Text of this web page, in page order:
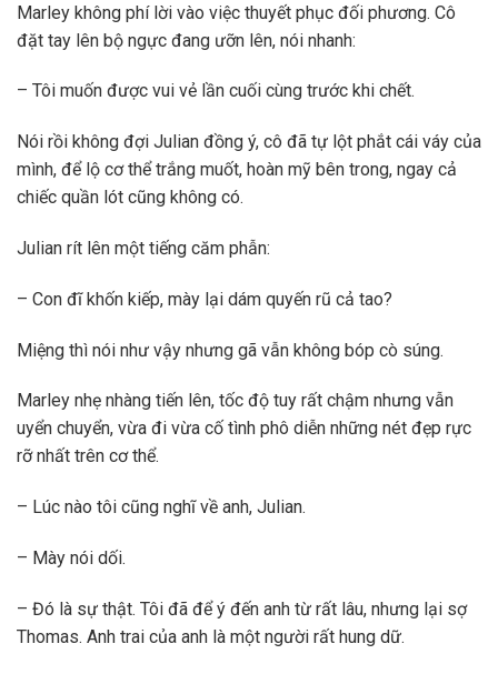
Marley không phí lời vào việc thuyết phục đối phương. Cô
đặt tay lên bộ ngực đang ưỡn lên, nói nhanh:
– Tôi muốn được vui vẻ lần cuối cùng trước khi chết.
Nói rồi không đợi Julian đồng ý, cô đã tự lột phắt cái váy của
mình, để lộ cơ thể trắng muốt, hoàn mỹ bên trong, ngay cả
chiếc quần lót cũng không có.
Julian rít lên một tiếng căm phẫn:
– Con đĩ khốn kiếp, mày lại dám quyến rũ cả tao?
Miệng thì nói như vậy nhưng gã vẫn không bóp cò súng.
Marley nhẹ nhàng tiến lên, tốc độ tuy rất chậm nhưng vẫn
uyển chuyển, vừa đi vừa cố tình phô diễn những nét đẹp rực
rỡ nhất trên cơ thể.
– Lúc nào tôi cũng nghĩ về anh, Julian.
– Mày nói dối.
– Đó là sự thật. Tôi đã để ý đến anh từ rất lâu, nhưng lại sợ
Thomas. Anh trai của anh là một người rất hung dữ.